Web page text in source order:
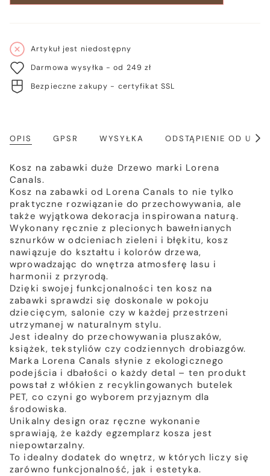
Artykuł jest niedostępny
Darmowa wysyłka - od 249 zł
Bezpieczne zakupy - certyfikat SSL
OPIS GPSR WYSYŁKA ODSTĄPIENIE OD
Kosz na zabawki duże Drzewo marki Lorena
Canals.
Kosz na zabawki od Lorena Canals to nie tylko
praktyczne rozwiązanie do przechowywania, ale
także wyjątkowa dekoracja inspirowana naturą.
Wykonany ręcznie z plecionych bawełnianych
sznurków w odcieniach zieleni i błękitu, kosz
nawiązuje do kształtu i kolorów drzewa,
wprowadzając do wnętrza atmosferę lasu i
harmonii z przyrodą.
Dzięki swojej funkcjonalności ten kosz na
zabawki sprawdzi się doskonale w pokoju
dziecięcym, salonie czy w każdej przestrzeni
utrzymanej w naturalnym stylu.
Jest idealny do przechowywania pluszaków,
książek, tekstyliów czy codziennych drobiazgów.
Marka Lorena Canals słynie z ekologicznego
podejścia i dbałości o każdy detal – ten produkt
powstał z włókien z recyklingowanych butelek
PET, co czyni go wyborem przyjaznym dla
środowiska.
Unikalny design oraz ręczne wykonanie
sprawiają, że każdy egzemplarz kosza jest
niepowtarzalny.
To idealny dodatek do wnętrz, w których liczy się
zarówno funkcjonalność, jak i estetyka.